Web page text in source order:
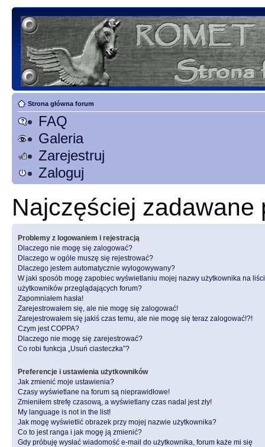
Strona główna forum
FAQ
Galeria
Zarejestruj
Zaloguj
Najczęściej zadawane
Problemy z logowaniem i rejestracją
Dlaczego nie mogę się zalogować?
Dlaczego w ogóle muszę się rejestrować?
Dlaczego jestem automatycznie wylogowywany?
W jaki sposób mogę zapobiec wyświetlaniu mojej nazwy użytkownika na
użytkowników przeglądających forum?
Zapomniałem hasła!
Zarejestrowałem się, ale nie mogę się zalogować!
Zarejestrowałem się jakiś czas temu, ale nie mogę się teraz zalogować!?!
Czym jest COPPA?
Dlaczego nie mogę się zarejestrować?
Co robi funkcja „Usuń ciasteczka”?
Preferencje i ustawienia użytkowników
Jak zmienić moje ustawienia?
Czasy wyświetlane na forum są nieprawidłowe!
Zmieniłem strefę czasową, a wyświetlany czas nadal jest zły!
My language is not in the list!
Jak mogę wyświetlić obrazek przy mojej nazwie użytkownika?
Co to jest ranga i jak mogę ją zmienić?
Gdy próbuję wysłać wiadomość e-mail do użytkownika, forum każe mi się